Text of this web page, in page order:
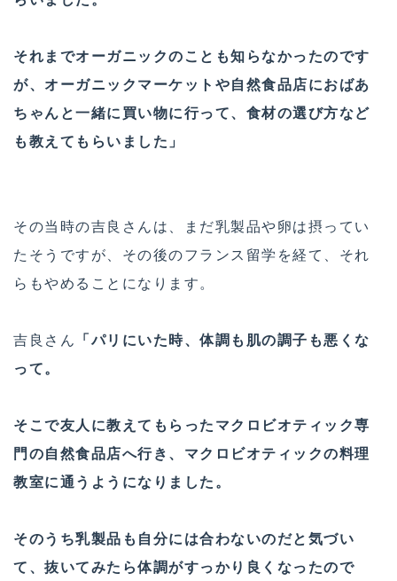
それまでオーガニックのことも知らなかったのです
が、オーガニックマーケットや自然食品店におばあ
ちゃんと一緒に買い物に行って、食材の選び方など
も教えてもらいました」
その当時の吉良さんは、まだ乳製品や卵は摂ってい
たそうですが、その後のフランス留学を経て、それ
らもやめることになります。
吉良さん 「パリにいた時、体調も肌の調子も悪くな
って。
そこで友人に教えてもらったマクロビオティック専
門の自然食品店へ行き、マクロビオティックの料理
教室に通うようになりました。
そのうち乳製品も自分には合わないのだと気づい
て、抜いてみたら体調がすっかり良くなったので